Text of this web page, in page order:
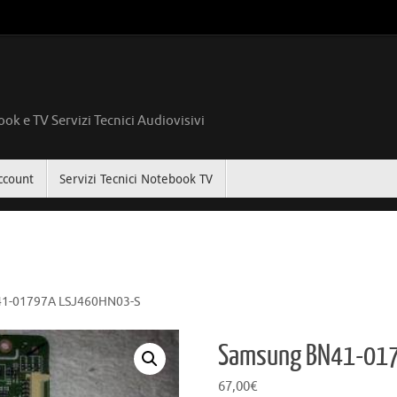
e TV Servizi Tecnici Audiovisivi
Servizi Tecnici Notebook TV
01797A LSJ460HN03-S
Samsung BN41-
67,00€